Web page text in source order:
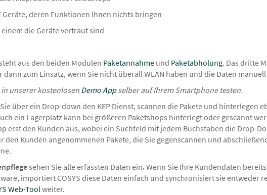
Geräte, deren Funktionen Ihnen nichts bringen
die Geräte vertraut sind
aus den beiden Modulen Paketannahme und Paketabholung. Das dritte
zum Einsatz, wenn Sie nicht überall WLAN haben und die Daten
unserer kostenlosenDemo Appselber auf Ihrem Smartphone testen.
über ein Drop-down den KEP Dienst, scannen die Pakete und hinterlegen
ein Lagerplatz kann bei größeren Paketshops hinterlegt oder gescannt
erst den Kunden aus, wobei ein Suchfeld mit jedem Buchstaben die Drop-
den Kunden angenommenen Pakete, die Sie gegenscannen und
sehen Sie alle erfassten Daten ein.Wenn Sie Ihre Kundendaten
importiert COSYS diese Daten einfach und synchronisiert sie entweder
Web-Toolweiter.